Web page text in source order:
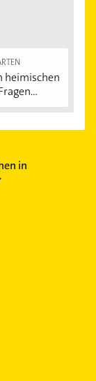
heimischen
in